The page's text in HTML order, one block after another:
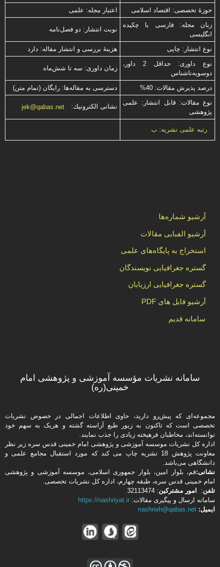
حوزۀ تخصصی: اقتصاد اسلامی
اعتبار مجله: علمی
زبان مجله: فارسی با چكیده
انگلیسی
نوبت انتشار: دو فصل‌نامه
نوع انتشار: چاپی
هزینۀ بررسی و انتشار مقاله: دارد
نوع داوری: حداقل 2 داور،
دوسویه‌ناشناس
زمان داوری: سه تا شش‌ماه
درصد پذیرش مقالات: 40%
دسترسی به مقاله‌ها: رایگان (تمام متن)
نوع مقالات: قابل انتشار: علمی
پژوهشی
نشانی الكترونیك: jek@qabas.net
رتبه علمی نشریه: ب
آرشیو شماره‌ها
آرشیو الفبایی مقالات
استخراج به پایگاه‌های علمی
گستره جغرافیایی نویسندگان
گستره جغرافیایی ارزیابان
آرشیو فایل های PDF
سامانه قدیم
سامانه نشریات مؤسسه آموزشی و پژوهشی امام
خمینی(ره)
مجموعه‌ای که پیش‌رو دارید،‌ حاوی اطلاعات اجمالی در خصوص نشریات
تخصصی است که تاکنون به زیور طبع آراسته گشته و هریک به سهم خود
توانسته‌اند، مخاطبان فرهیخته‌ زیادی را جذب نمایند.
اداره كل نشریات موسسه آموزشی و پژوهشی امام خمینی قدس سره زیر نظر
معاونت پژوهش 18 نشریه چاپ می کند که مورد استقبال مجامع علمی و
دانشگاهی می‌باشد.
نشانی:قم، بلوار امین، بلوار جمهوری اسلامی، موسسه آموزشی و پژوهشی
امام خمینی قدس سره، طبقه چهارم، اداره كل نشریات تخصصی.
تلفن: امور مشتركین: 32113474
سامانه ارسال و پیگیری مقالات: https://nashriyat.ir
ایمیل: nashrieh@qabas.net